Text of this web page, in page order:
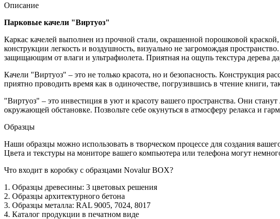
Описание
Парковые качели "Виртуоз"
Каркас качелей выполнен из прочной стали, окрашенной порошковой
конструкции легкость и воздушность, визуально не загромождая
защищающим от влаги и ультрафиолета. Приятная на ощупь текстура дерева
Качели "Виртуоз" – это не только красота, но и безопасность. Конструкция
приятно проводить время как в одиночестве, погрузившись в чтение книги,
"Виртуоз" – это инвестиция в уют и красоту вашего пространства. Они
окружающей обстановке. Позвольте себе окунуться в атмосферу релакса и
Образцы
Наши образцы можно использовать в творческом процессе для создания
Цвета и текстуры на мониторе вашего компьютера или телефона могут
Что входит в коробку с образцами Novalur BOX?
1. Образцы древесины: 3 цветовых решения
2. Образцы архитектурного бетона
3. Образцы металла: RAL 9005, 7024, 8017
4. Каталог продукции в печатном виде